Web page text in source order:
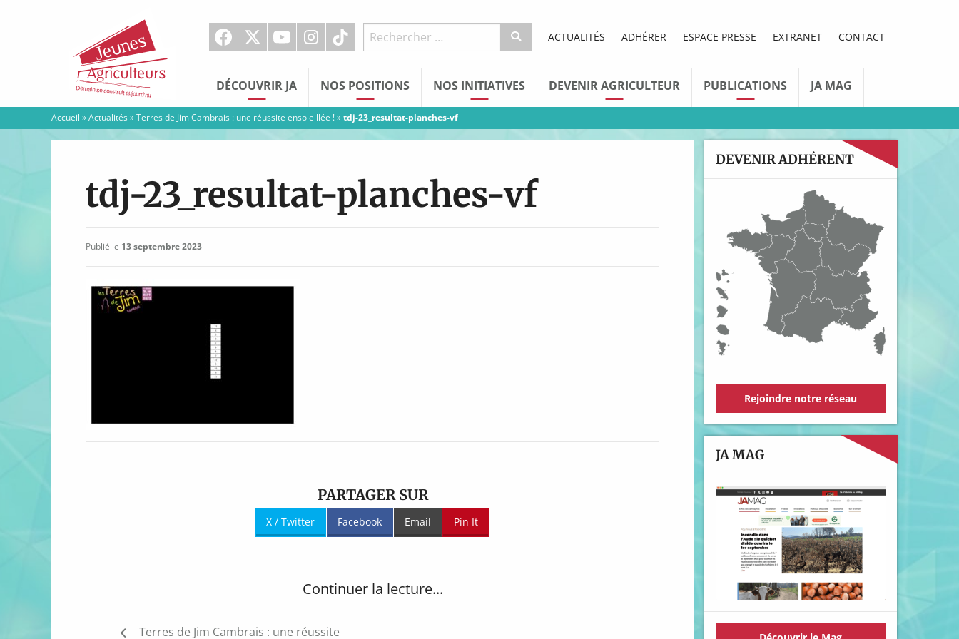
Agriculteurs
ACTUALITÉS ADHÉRER ESPACE PRESSE EXTRANET CONTACT
DÉCOUVRIR JA NOS POSITIONS NOS INITIATIVES DEVENIR AGRICULTEUR PUBLICATIONS JA MAG
Accueil »Actualités»Terres de Jim Cambrais : une réussite ensoleillée !»tdj-23_resultat-planches-vf
tdj-23_resultat-planches-vf
Publié le 13 septembre 2023
PARTAGER SUR
X / Twitter Facebook Email Pin It
Continuer la lecture...
Navigation
Terres de Jim Cambrais : une réussite
DEVENIR ADHÉRENT
Rejoindre notre réseau
JA MAG